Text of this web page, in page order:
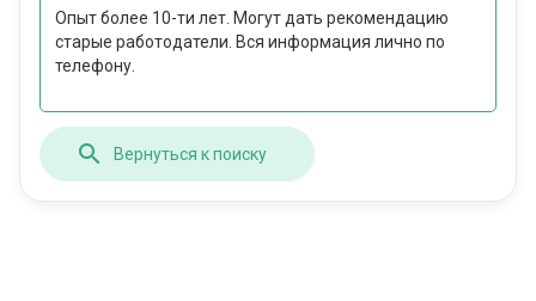
Опыт более 10-ти лет. Могут дать рекомендацию
старые работодатели. Вся информация лично по
телефону.
Вернуться к поиску